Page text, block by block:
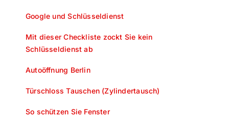
Google und Schlüsseldienst
Mit dieser Checkliste zockt Sie kein
Schlüsseldienst ab
Autoöffnung Berlin
Türschloss Tauschen (Zylindertausch)
So schützen Sie Fenster